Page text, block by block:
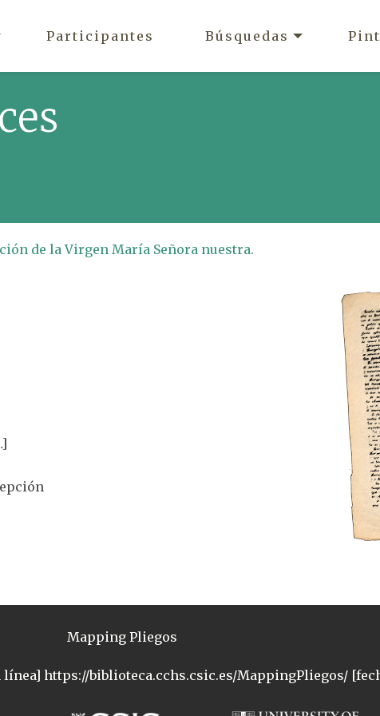
Participantes Búsquedas
de la Virgen María Señora nuestra.
Mapping Pliegos
https://biblioteca.cchs.csic.es/MappingPliegos/